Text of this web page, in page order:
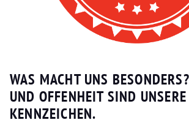
WAS MACHT UNS
UND OFFENHEIT SIND UNSERE
KENNZEICHEN.